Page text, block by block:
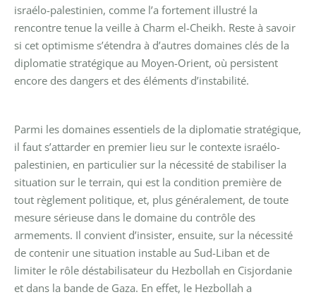
israélo-palestinien, comme l’a fortement illustré la
rencontre tenue la veille à Charm el-Cheikh. Reste à savoir
si cet optimisme s’étendra à d’autres domaines clés de la
diplomatie stratégique au Moyen-Orient, où persistent
encore des dangers et des éléments d’instabilité.
Parmi les domaines essentiels de la diplomatie stratégique,
il faut s’attarder en premier lieu sur le contexte israélo-
palestinien, en particulier sur la nécessité de stabiliser la
situation sur le terrain, qui est la condition première de
tout règlement politique, et, plus généralement, de toute
mesure sérieuse dans le domaine du contrôle des
armements. Il convient d’insister, ensuite, sur la nécessité
de contenir une situation instable au Sud-Liban et de
limiter le rôle déstabilisateur du Hezbollah en Cisjordanie
et dans la bande de Gaza. En effet, le Hezbollah a